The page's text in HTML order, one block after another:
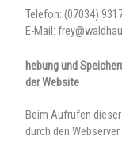
Telefon: (07034)
E-Mail:
hebung und
der Website
Beim Aufrufen
durch den